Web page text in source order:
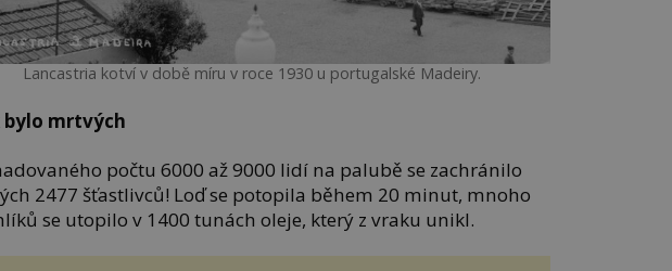
Lancastria kotví v době míru v roce 1930 u portugalské Madeiry.
bylo mrtvých
počtu 6000 až 9000 lidí na palubě se zachránilo
2477 šťastlivců! Loď se potopila během 20 minut, mnoho
se utopilo v 1400 tunách oleje, který z vraku unikl.